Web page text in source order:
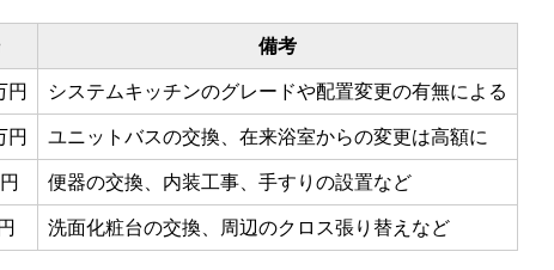
備考
円
システムキッチンのグレードや配置変更の有無による
円
ユニットバスの交換、在来浴室からの変更は高額に
便器の交換、内装工事、手すりの設置など
洗面化粧台の交換、周辺のクロス張り替えなど